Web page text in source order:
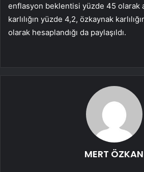
enflasyon beklentisi yüzde 45 olarak
karlılığın yüzde 4,2, özkaynak
olarak hesaplandığı da paylaşıldı.
MERT ÖZKAN